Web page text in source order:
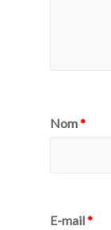
Nom*
E-mail*